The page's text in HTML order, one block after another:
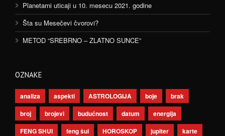
Planetarni uticaji u 10. mesecu 2021. godine
Šta su Mesečevi čvorovi?
METOD “SREBRNO – ZLATNO SUNCE”
OZNAKE
analiza aspekti ASTROLOGIJA boje
brak
broj
brojevi budućnost datum
energija
FENG SHUI
feng šui HOROSKOP jupiter
karte